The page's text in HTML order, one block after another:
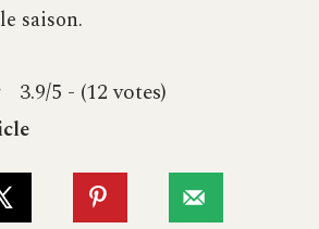
saison.
3.9/5 - (12 votes)